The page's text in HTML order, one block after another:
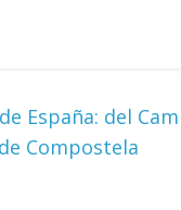
España: del
Compostela